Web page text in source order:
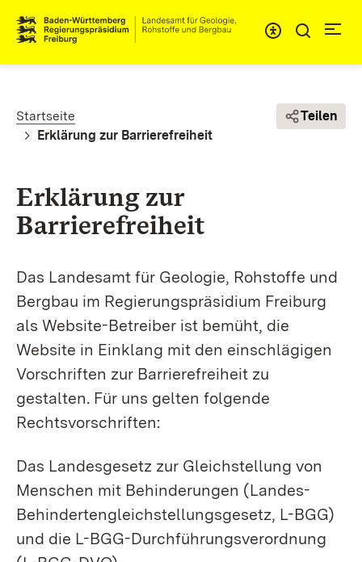
Pfadnavigation
Startseite
Erklärung zur Barrierefreiheit
Teilen
Erklärung zur
Barrierefreiheit
Das Landesamt für Geologie, Rohstoffe und
Bergbau im Regierungspräsidium Freiburg
als Website-Betreiber ist bemüht, die
Website in Einklang mit den einschlägigen
Vorschriften zur Barrierefreiheit zu
gestalten. Für uns gelten folgende
Rechtsvorschriften:
Das Landesgesetz zur Gleichstellung von
Menschen mit Behinderungen (Landes-
Behinderten­gleich­stellungs­gesetz, L-BGG)
und die L-BGG-Durchführungsverordnung